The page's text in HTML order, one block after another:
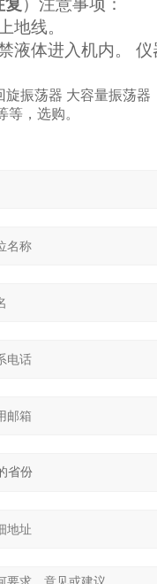
复） 注意事项：
地线。
液体进入机内。
旋振荡器 大容量振荡器
，选购。